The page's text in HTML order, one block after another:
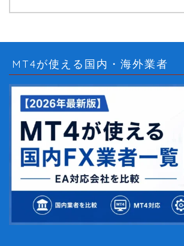
MT4が使える国内・海外業者